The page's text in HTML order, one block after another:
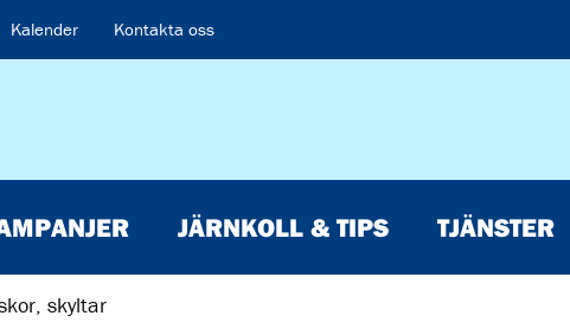
Kalender Kontakta oss
JÄRNKOLL & TIPS TJÄNSTER
skyltar